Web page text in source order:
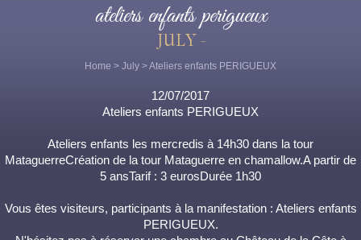
ateliers enfants perigueux
JULY -
Home > July > Ateliers enfants PERIGUEUX
12/07/2017
Ateliers enfants PERIGUEUX
Ateliers enfants les mercredis à 14h30 dans la tour
MataguerreCréation de la tour Mataguerre en chamallow.A partir de
5 ansTarif : 3 eurosDurée 1h30
Vous êtes visiteurs, participants à la manifestation : Ateliers enfants
PERIGUEUX.